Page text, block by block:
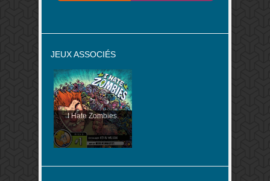
JEUX ASSOCIÉS
I Hate Zombies.